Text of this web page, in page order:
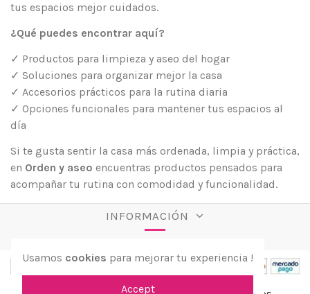
tus espacios mejor cuidados.
¿Qué puedes encontrar aquí?
✓ Productos para limpieza y aseo del hogar
✓ Soluciones para organizar mejor la casa
✓ Accesorios prácticos para la rutina diaria
✓ Opciones funcionales para mantener tus espacios al
día
Si te gusta sentir la casa más ordenada, limpia y práctica,
en Orden y aseo encuentras productos pensados para
acompañar tu rutina con comodidad y funcionalidad.
INFORMACIÓN
Usamos cookies para mejorar tu experiencia !
Accept